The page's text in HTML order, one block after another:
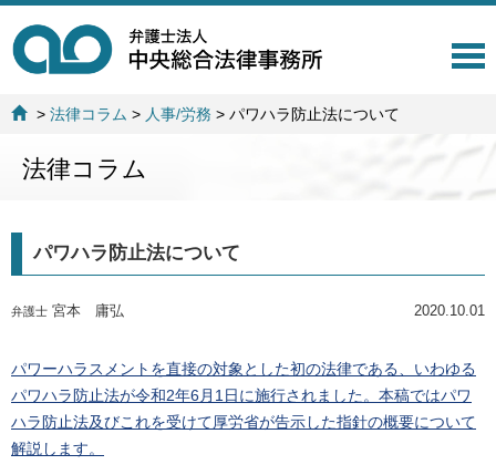
T
g
t
o
>法律コラム > 人事/労務 >パワハラ防止法について
法律コラム
パワハラ防止法について
弁護士 宮本 庸弘 2020.10.01
パワーハラスメントを直接の対象とした初の法律である、いわゆる
パワハラ防止法が令和2年6月1日に施行されました。本稿ではパワ
ハラ防止法及びこれを受けて厚労省が告示した指針の概要について
解説します。